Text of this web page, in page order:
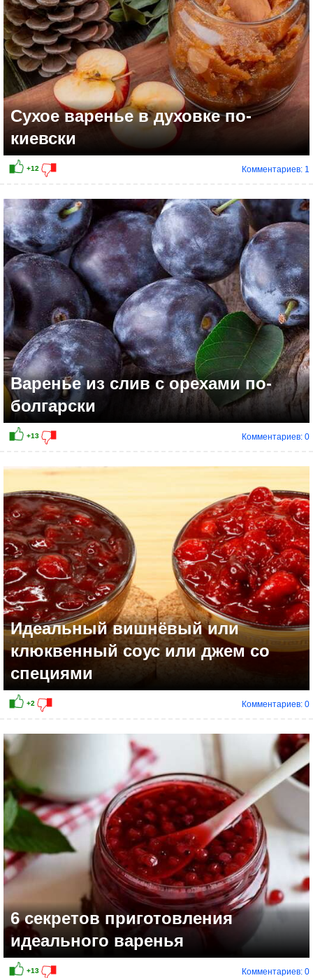
+10
Сухое варенье в духовке по-
киевски
Комментариев: 1
Варенье из слив с орехами по-
болгарски
Комментариев: 0
Идеальный вишнёвый или
клюквенный соус или джем со
специями
Комментариев: 0
6 секретов приготовления
идеального варенья
Комментариев: 0